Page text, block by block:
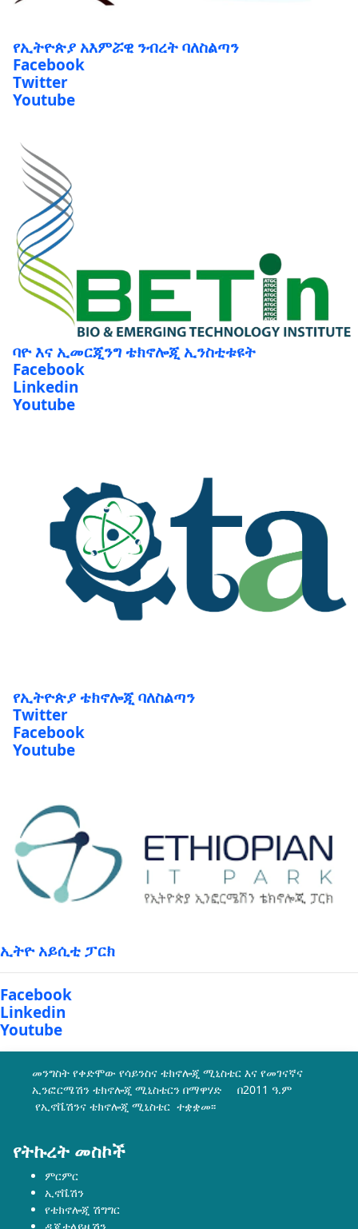
የኢትዮጵያ አእምሯዊ ንብረት ባለስልጣን
Facebook
Twitter
Youtube
ባዮ እና ኢመርጂንግ ቴክኖሎጂ ኢንስቲቱዩት
Facebook
Linkedin
Youtube
የኢትዮጵያ ቴክኖሎጂ ባለስልጣን
Twitter
Facebook
Youtube
ኢትዮ አይሲቲ ፓርክ
Facebook
Linkedin
Youtube
መንግስት የቀድሞው የሳይንስና ቴክኖሎጂ ሚኒስቴር እና የመገናኛና
ኢንፎርሜሽን ቴክኖሎጂ ሚኒስቴርን በማዋሃድ በ2011 ዓ.ም
የኢኖቬሽንና ቴክኖሎጂ ሚኒስቴር ተቋቋመ፡፡
የትኩረት መስኮች
ምርምር
ኢኖቬሽን
የቴክኖሎጂ ሽግግር